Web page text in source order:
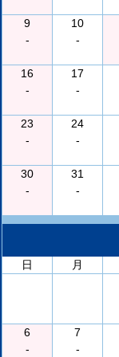
9
-
10
-
16
-
17
-
23
-
24
-
30
-
31
-
日
月
6
-
7
-